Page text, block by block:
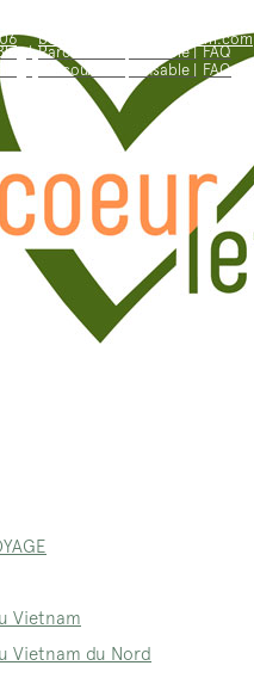
bonjour@aucoeurvietnam.com
| Parcours responsable | FAQ
Vietnam
Vietnam du Nord
| Parcours responsable | FAQ